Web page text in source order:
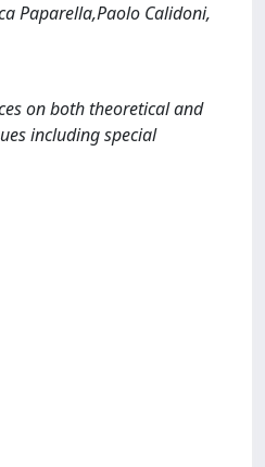
Paparella,Paolo Calidoni,
on both theoretical and
including special